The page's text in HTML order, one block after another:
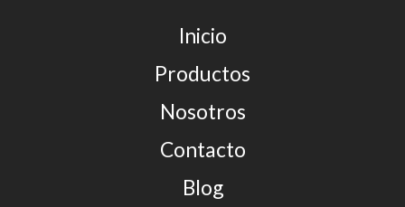
Inicio
Productos
Nosotros
Contacto
Blog